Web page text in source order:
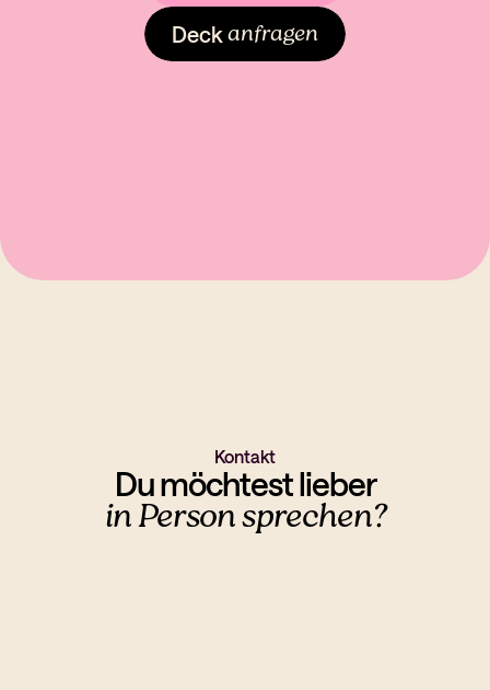
Deckanfragen
Kontakt
Du möchtest lieber
in Person sprechen?